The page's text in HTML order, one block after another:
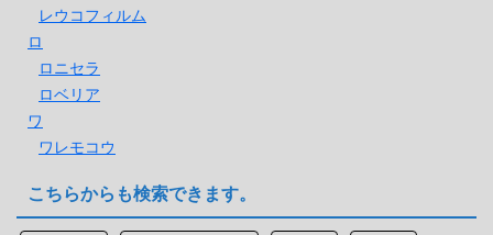
レウコフィルム
ロ
ロニセラ
ロベリア
ワ
ワレモコウ
こちらからも検索できます。